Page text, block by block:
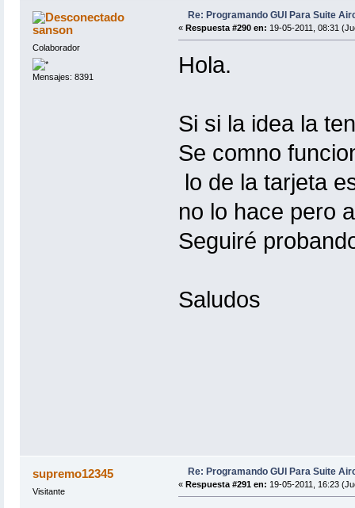
sanson
Colaborador
Mensajes: 8391
Re: Programando GUI Para Suite
« Respuesta #290 en: 19-05-2011, 08:31
Hola.
Si si la idea la
Se comno
lo de la tarjeta
no lo hace pero
Seguiré
Saludos
supremo12345
Visitante
Re: Programando GUI Para Suite
« Respuesta #291 en: 19-05-2011, 16:23